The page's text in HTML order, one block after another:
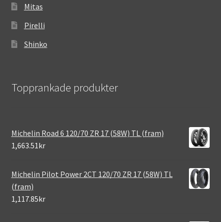
Mitas
Pirelli
Shinko
Topprankade produkter
Michelin Road 6 120/70 ZR 17 (58W) TL (fram)
1,663.51kr
Michelin Pilot Power 2CT 120/70 ZR 17 (58W) TL
(fram)
1,117.85kr